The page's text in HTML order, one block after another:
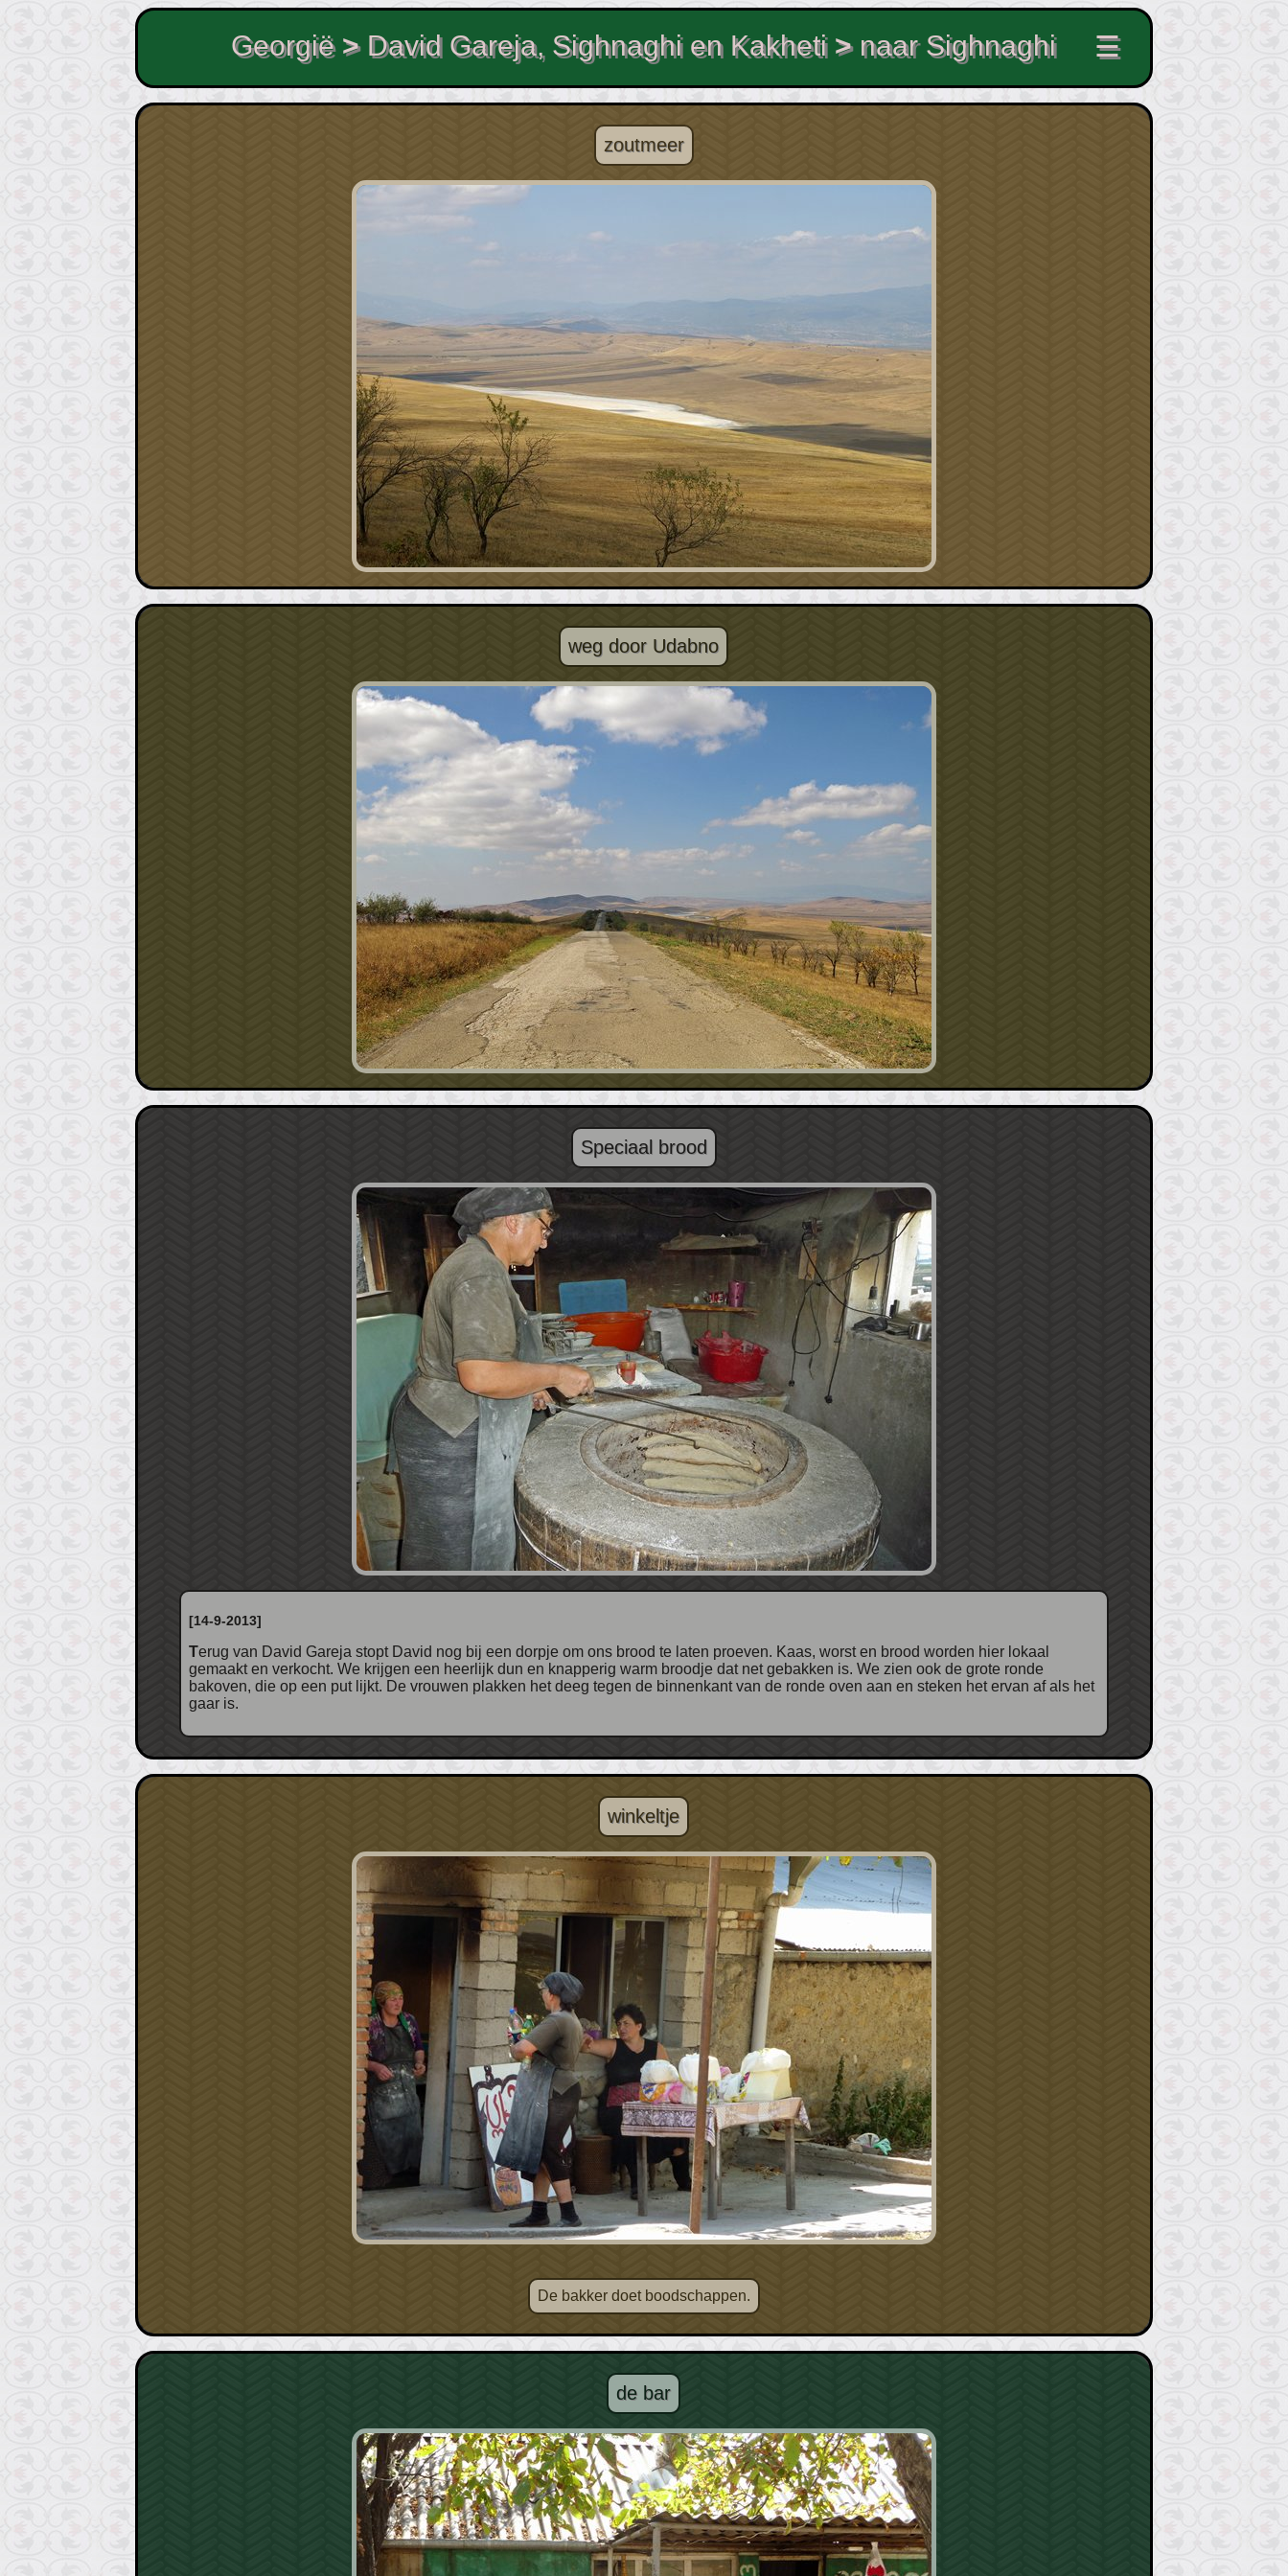
Georgië> David Gareja, Sighnaghi en Kakheti> naar Sighnaghi ☰
zoutmeer
weg door Udabno
Speciaal brood
[14-9-2013]
Terug van David Gareja stopt David nog bij een dorpje om ons brood te laten proeven. Kaas, worst en brood worden hier lokaal
gemaakt en verkocht. We krijgen een heerlijk dun en knapperig warm broodje dat net gebakken is. We zien ook de grote ronde
bakoven, die op een put lijkt. De vrouwen plakken het deeg tegen de binnenkant van de ronde oven aan en steken het ervan af als het
gaar is.
winkeltje
De bakker doet boodschappen.
de bar